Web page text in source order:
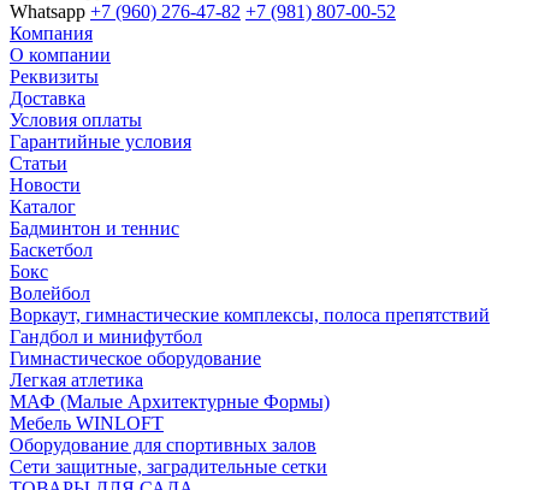
Whatsapp +7 (960) 276-47-82 +7 (981) 807-00-52
Компания
О компании
Реквизиты
Доставка
Условия оплаты
Гарантийные условия
Статьи
Новости
Каталог
Бадминтон и теннис
Баскетбол
Бокс
Волейбол
Воркаут, гимнастические комплексы, полоса препятствий
Гандбол и минифутбол
Гимнастическое оборудование
Легкая атлетика
МАФ (Малые Архитектурные Формы)
Мебель WINLOFT
Оборудование для спортивных залов
Сети защитные, заградительные сетки